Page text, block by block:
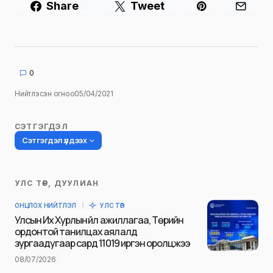
Share Tweet
0
Нийтлэсэн огноо05/04/2021
СЭТГЭГДЭЛ
Сэтгэгдэл үлдээх
Таны имэйл хаягийг нийтлэхгүй.
тэмдэглэсэн
Name
УЛС ТӨР, ДУУЛИАН
ОНЦЛОХ НИЙТЛЭЛ УЛС ТӨР
Улсын Их Хурлын үйл ажиллагаа, Төрийн
ордонтой танилцах аялалд
зургаадугаар сард 11019 иргэн оролцжээ
08/07/2026